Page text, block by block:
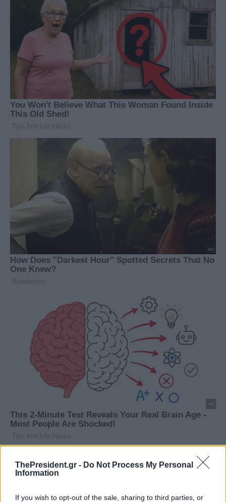
ThePresident.gr - Do Not Process My Personal
Information
If you wish to opt-out of the sale, sharing to third parties, or